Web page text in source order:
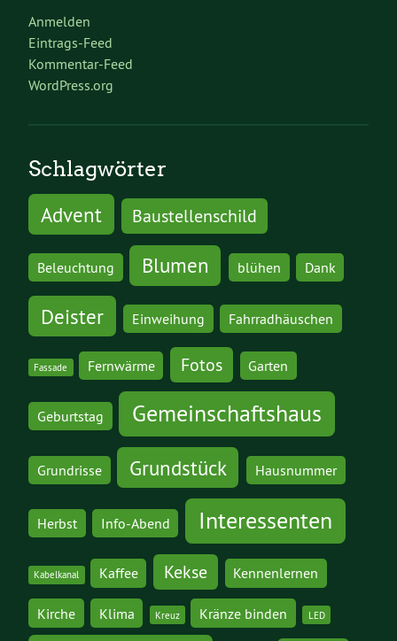
Anmelden
Eintrags-Feed
Kommentar-Feed
WordPress.org
Schlagwörter
Advent
Baustellenschild
Beleuchtung Blumen blühen Dank
Deister Einweihung Fahrradhäuschen
Fassade Fernwärme Fotos Garten
Geburtstag Gemeinschaftshaus
Grundrisse Grundstück Hausnummer
Herbst Info-Abend Interessenten
Kabelkanal Kaffee Kekse Kennenlernen
Kirche Klima Kreuz Kränze binden LED